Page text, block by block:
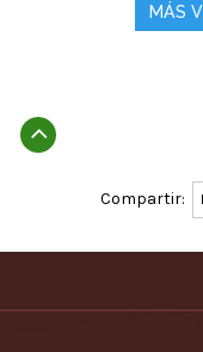
MÁS
Subir
Compartir: